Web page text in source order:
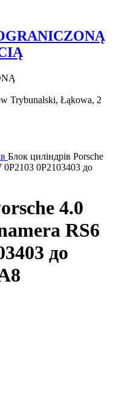
Trybunalski, Łąkowa, 2
Блок циліндрів Porsche
0P2103403 до
4.0
RS6
до